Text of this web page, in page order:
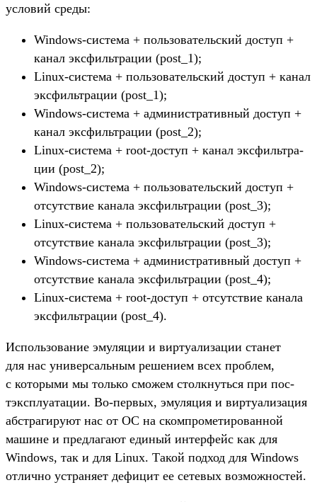
усло­вий сре­ды:
Windows-сис­тема + поль­зователь­ский дос­туп +
канал эксфиль­тра­ции (post_1);
Linux-сис­тема + поль­зователь­ский дос­туп + канал
эксфиль­тра­ции (post_1);
Windows-сис­тема + адми­нис­тра­тив­ный дос­туп +
канал эксфиль­тра­ции (post_2);
Linux-сис­тема + root-дос­туп + канал эксфиль­тра­
ции (post_2);
Windows-сис­тема + поль­зователь­ский дос­туп +
отсутс­твие канала эксфиль­тра­ции (post_3);
Linux-сис­тема + поль­зователь­ский дос­туп +
отсутс­твие канала эксфиль­тра­ции (post_3);
Windows-сис­тема + адми­нис­тра­тив­ный дос­туп +
отсутс­твие канала эксфиль­тра­ции (post_4);
Linux-сис­тема + root-дос­туп + отсутс­твие канала
эксфиль­тра­ции (post_4).
Ис­поль­зование эму­ляции и вир­туали­зации ста­нет
для нас уни­вер­саль­ным решени­ем всех проб­лем,
с которы­ми мы толь­ко смо­жем стол­кнуть­ся при пос­
тэкс­плу­ата­ции. Во‑пер­вых, эму­ляция и вир­туали­зация
абс­тра­гиру­ют нас от ОС на ском­про­мети­рован­ной
машине и пред­лага­ют еди­ный интерфейс как для
Windows, так и для Linux. Такой под­ход для Windows
отлично устра­няет дефицит ее сетевых воз­можнос­тей.